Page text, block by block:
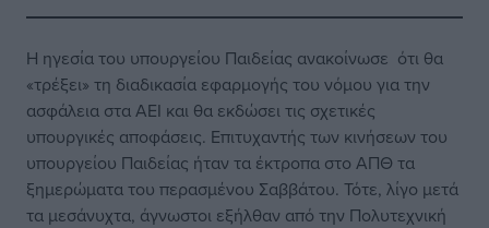
Η ηγεσία του υπουργείου Παιδείας ανακοίνωσε ότι θα
«τρέξει» τη διαδικασία εφαρμογής του νόμου για την
ασφάλεια στα ΑΕΙ και θα εκδώσει τις σχετικές
υπουργικές αποφάσεις. Επιτυχαντής των κινήσεων του
υπουργείου Παιδείας ήταν τα έκτροπα στο ΑΠΘ τα
ξημερώματα του περασμένου Σαββάτου. Τότε, λίγο μετά
τα μεσάνυχτα, άγνωστοι εξήλθαν από την Πολυτεχνική